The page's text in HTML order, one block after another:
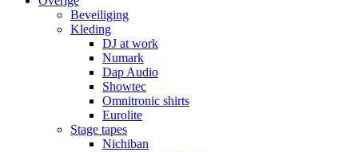
Beveiliging
Kleding
DJ at work
Numark
Dap Audio
Showtec
Omnitronic shirts
Eurolite
Stage tapes
Nichiban